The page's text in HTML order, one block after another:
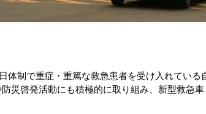
制で重症・重篤な救急患者を受け入れている
災啓発活動にも積極的に取り組み、新型救急